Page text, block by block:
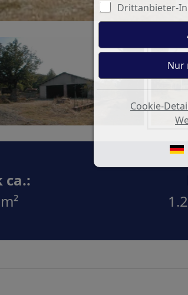
ca.:
Drittanbieter-
Cookie-